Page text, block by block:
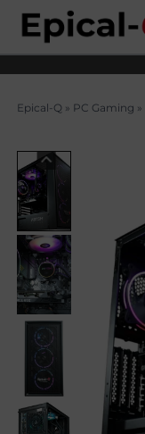
contenido
Epical-Q » PC Gaming »